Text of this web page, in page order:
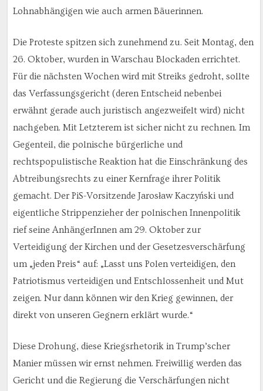
Lohnabhängigen wie auch armen Bäuerinnen.
Die Proteste spitzen sich zunehmend zu. Seit Montag, den
26. Oktober, wurden in Warschau Blockaden errichtet.
Für die nächsten Wochen wird mit Streiks gedroht, sollte
das Verfassungsgericht (deren Entscheid nebenbei
erwähnt gerade auch juristisch angezweifelt wird) nicht
nachgeben. Mit Letzterem ist sicher nicht zu rechnen. Im
Gegenteil, die polnische bürgerliche und
rechtspopulistische Reaktion hat die Einschränkung des
Abtreibungsrechts zu einer Kernfrage ihrer Politik
gemacht. Der PiS-Vorsitzende Jarosław Kaczyński und
eigentliche Strippenzieher der polnischen Innenpolitik
rief seine AnhängerInnen am 29. Oktober zur
Verteidigung der Kirchen und der Gesetzesverschärfung
um „jeden Preis“ auf: „Lasst uns Polen verteidigen, den
Patriotismus verteidigen und Entschlossenheit und Mut
zeigen. Nur dann können wir den Krieg gewinnen, der
direkt von unseren Gegnern erklärt wurde.“
Diese Drohung, diese Kriegsrhetorik in Trump’scher
Manier müssen wir ernst nehmen. Freiwillig werden das
Gericht und die Regierung die Verschärfungen nicht